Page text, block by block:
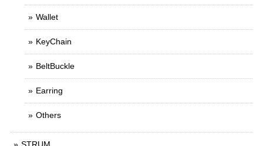
Wallet
KeyChain
BeltBuckle
Earring
Others